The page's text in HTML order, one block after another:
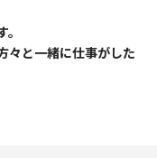
々と一緒に仕事がした